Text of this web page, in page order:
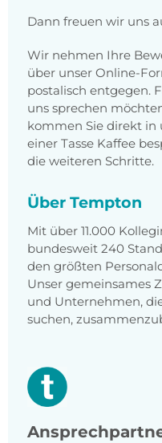
Dann freuen wir uns
Wir nehmen Ihre
über unser Online-
postalisch entgegen.
uns sprechen
kommen Sie direkt in
einer Tasse Kaffee
die weiteren Schritte.
Über Tempton
Mit über 11.000
bundesweit 240
den größten
Unser gemeinsames
und Unternehmen,
suchen,